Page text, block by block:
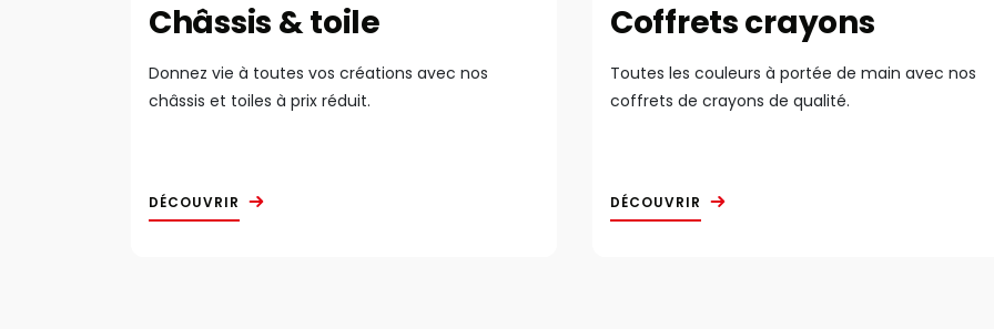
Châssis & toile
Donnez vie à toutes vos créations avec nos
châssis et toiles à prix réduit.
DÉCOUVRIR
Coffrets crayons
Toutes les couleurs à portée de main avec nos
coffrets de crayons de qualité.
DÉCOUVRIR